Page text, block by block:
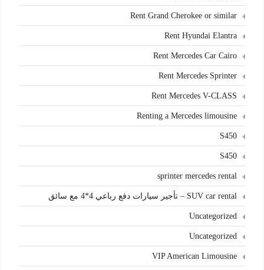
Rent Grand Cherokee or similar
Rent Hyundai Elantra
Rent Mercedes Car Cairo
Rent Mercedes Sprinter
Rent Mercedes V-CLASS
Renting a Mercedes limousine
S450
S450
sprinter mercedes rental
SUV car rental – تأجير سيارات دفع رباعي 4*4 مع سائق
Uncategorized
Uncategorized
VIP American Limousine